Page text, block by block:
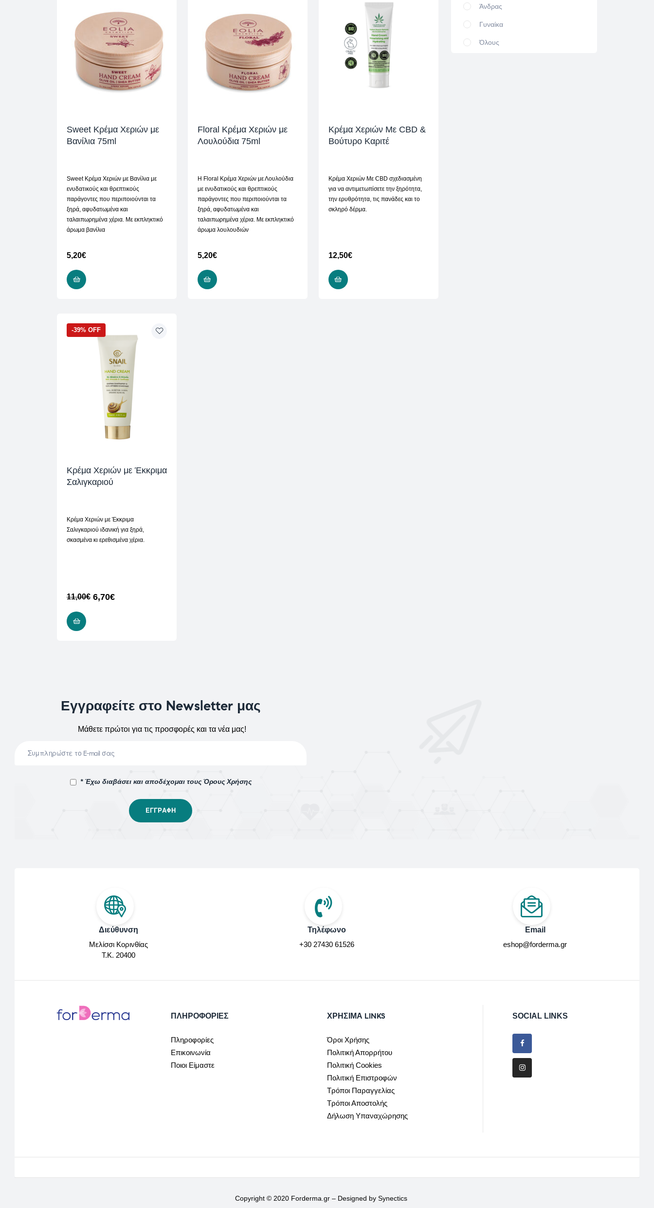
Sweet Κρέμα Χεριών με
Βανίλια 75ml
Sweet Κρέμα Χεριών με Βανίλια με
ενυδατικούς και θρεπτικούς
παράγοντες που περιποιούνται τα
ξηρά, αφυδατωμένα και
ταλαιπωρημένα χέρια. Με εκπληκτικό
άρωμα βανίλια
5,20€
Floral Κρέμα Χεριών με
Λουλούδια 75ml
Η Floral Κρέμα Χεριών με Λουλούδια
με ενυδατικούς και θρεπτικούς
παράγοντες που περιποιούνται τα
ξηρά, αφυδατωμένα και
ταλαιπωρημένα χέρια. Με εκπληκτικό
άρωμα λουλουδιών
5,20€
Κρέμα Χεριών Mε CBD &
Βούτυρο Καριτέ
Κρέμα Χεριών Mε CBD σχεδιασμένη
για να αντιμετωπίσετε την ξηρότητα,
την ερυθρότητα, τις πανάδες και το
σκληρό δέρμα.
12,50€
-39% OFF
Κρέμα Χεριών με Έκκριμα
Σαλιγκαριού
Κρέμα Χεριών με Έκκριμα
Σαλιγκαριού ιδανική για ξηρά,
σκασμένα κι ερεθισμένα χέρια.
11,00€ 6,70€
Άνδρας
Γυναίκα
Όλους
Εγγραφείτε στο Newsletter μας
Μάθετε πρώτοι για τις προσφορές και τα νέα μας!
* Έχω διαβάσει και αποδέχομαι τους Όρους Χρήσης
Διεύθυνση
Μελίσσι Κορινθίας
Τ.Κ. 20400
Τηλέφωνο
+30 27430 61526
Email
eshop@forderma.gr
ΠΛΗΡΟΦΟΡΙΕΣ
Πληροφορίες
Επικοινωνία
Ποιοι Είμαστε
ΧΡΉΣΙΜΑ LINKS
Όροι Χρήσης
Πολιτική Απορρήτου
Πολιτική Cookies
Πολιτική Επιστροφών
Τρόποι Παραγγελίας
Τρόποι Αποστολής
Δήλωση Υπαναχώρησης
SOCIAL LINKS
Copyright © 2020 Forderma.gr – Designed by Synectics